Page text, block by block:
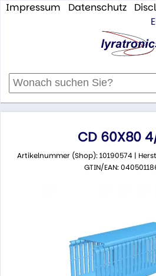
Impressum Datenschutz
CD 60X80
Artikelnummer (Shop): 10190574 |
GTIN/EAN: